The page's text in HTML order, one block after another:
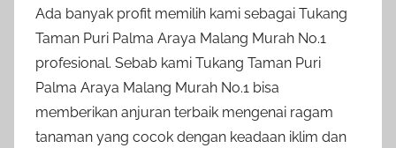
Ada banyak profit memilih kami sebagai Tukang
Taman Puri Palma Araya Malang Murah No.1
profesional. Sebab kami Tukang Taman Puri
Palma Araya Malang Murah No.1 bisa
memberikan anjuran terbaik mengenai ragam
tanaman yang cocok dengan keadaan iklim dan